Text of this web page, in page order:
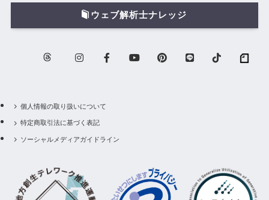
ウェブ解析士ナレッジ
個人情報の取り扱いについて
特定商取引法に基づく表記
ソーシャルメディアガイドライン